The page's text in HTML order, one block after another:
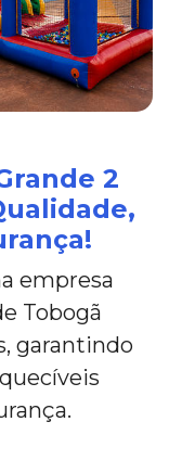
2
empresa
Tobogã
garantindo